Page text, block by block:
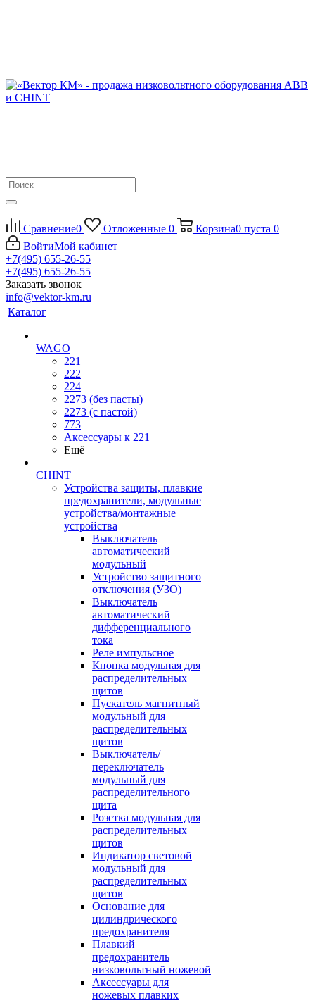
Сравнение0 Отложенные 0 Корзина0 пуста 0
ВойтиМой кабинет
+7(495) 655-26-55
+7(495) 655-26-55
Заказать звонок
info@vektor-km.ru
Каталог
WAGO
221
222
224
2273 (без пасты)
2273 (с пастой)
773
Аксессуары к 221
Ещё
CHINT
Устройства защиты, плавкие
предохранители, модульные
устройства/монтажные
устройства
Выключатель
автоматический
модульный
Устройство защитного
отключения (УЗО)
Выключатель
автоматический
дифференциального
тока
Реле импульсное
Кнопка модульная для
распределительных
щитов
Пускатель магнитный
модульный для
распределительных
щитов
Выключатель/
переключатель
модульный для
распределительного
щита
Розетка модульная для
распределительных
щитов
Индикатор световой
модульный для
распределительных
щитов
Основание для
цилиндрического
предохранителя
Плавкий
предохранитель
низковольтный ножевой
Аксессуары для
ножевых плавких